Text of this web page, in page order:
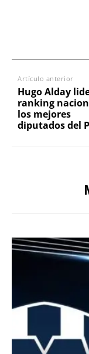
Artículo anterior
Hugo Alday
ranking
los mejores
diputados del